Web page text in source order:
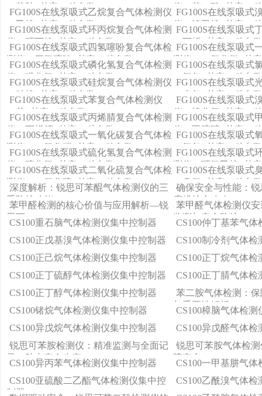
（苯胺+其它11种参数）
仪（苯二酚+其它11
FG100S在线泵吸式乙烷复合气体检测仪
（乙烷+其它11种参数）
FG100S在线泵吸式
仪（溴甲烷+其它11
FG100S在线泵吸式环丙烷复合气体检测
仪（环丙烷+其它11种参数）
FG100S在线泵吸式
（丁烯+其它11种参
FG100S在线泵吸式四氢噻吩复合气体检
测仪（四氢噻吩+其它11种参数）
FG100S在线泵吸式
测仪（一氧化氮+其
FG100S在线泵吸式磷化氢复合气体检测
仪（磷化氢+其它11种参数）
FG100S在线泵吸式
（氯气+其它11种参
FG100S在线泵吸式硅烷复合气体检测仪
（硅烷+其它11种参数）
FG100S在线泵吸式
（光气+其它11种参
FG100S在线泵吸式苯复合气体检测仪
（苯+其它11种参数）
FG100S在线泵吸式
仪（溴化氢+其它11
FG100S在线泵吸式丙烯腈复合气体检测
仪（丙烯腈+其它11种参数）
FG100S在线泵吸式
仪（甲硫醇+其它11
FG100S在线泵吸式一氧化碳复合气体检
测仪（一氧化碳+其它11种参数）
FG100S在线泵吸式
（氧气+其它11种参
FG100S在线泵吸式硫化氢复合气体检测
仪（硫化氢+其它11种参数）
FG100S在线泵吸式
测仪（环氧乙烷+其
FG100S在线泵吸式二氧化硫复合气体检
测仪（二氧化硫+其它11种参数）
FG100S在线泵吸式
（臭氧+其它11种参
深度解析：锐思可苯醌气体检测仪的三
重防护功能
确保安全与性能：
度维护全攻略
苯甲醛检测的核心价值与应用解析—锐
思可
苯甲醛气体检测仪
监测与安全防护
CS100重石脑气体检测仪集中控制器
CS100仲丁基苯气
CS100正戊基溴气体检测仪集中控制器
CS100制冷剂气体
CS100正己烷气体检测仪集中控制器
CS100正丁烷气体
CS100正丁硫醇气体检测仪集中控制器
CS100正丁腈气体
CS100正丁醇气体检测仪集中控制器
苯二胺气体检测：
与重要性解析
CS100锗烷气体检测仪集中控制器
CS100樟脑气体检测
CS100异戊烷气体检测仪集中控制器
CS100异戊醛气体
锐思可苯胺检测仪：精准监测与全面记
录，助力安全生产
锐思可苯胺气体检
障安全
CS100异丙苯气体检测仪集中控制器
CS100一甲基肼气
CS100亚硫酸二乙酯气体检测仪集中控
制器
CS100乙酰溴气体